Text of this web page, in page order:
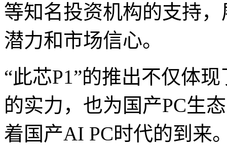
等知名投资机构的支持
潜力和市场信心。
“此芯P1”的推出不仅体
的实力，也为国产PC生
着国产AI PC时代的到来